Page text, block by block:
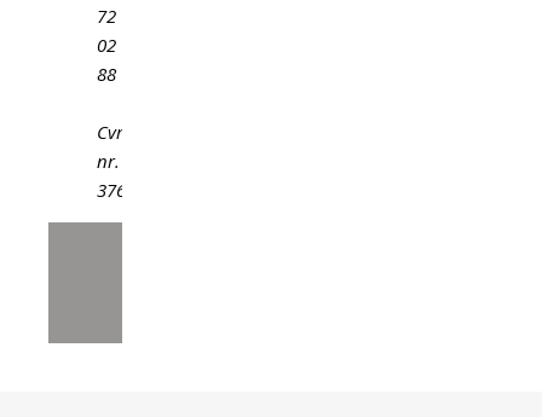
72
02
88
Cvr-
nr.
37602264